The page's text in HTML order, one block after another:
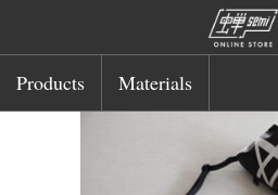
Products Materials